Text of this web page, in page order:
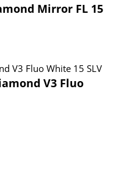
Mirror FL 15
V3 Fluo